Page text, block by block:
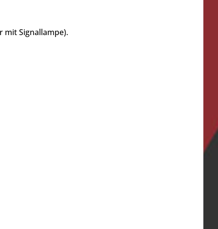
mit Signallampe).